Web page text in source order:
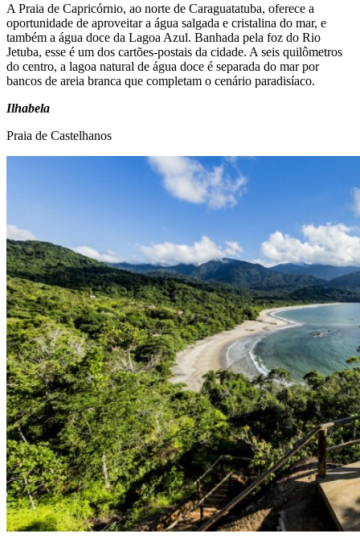
A Praia de Capricórnio, ao norte de Caraguatatuba, oferece a
oportunidade de aproveitar a água salgada e cristalina do mar, e
também a água doce da Lagoa Azul. Banhada pela foz do Rio
Jetuba, esse é um dos cartões-postais da cidade. A seis quilômetros
do centro, a lagoa natural de água doce é separada do mar por
bancos de areia branca que completam o cenário paradisíaco.
Ilhabela
Praia de Castelhanos